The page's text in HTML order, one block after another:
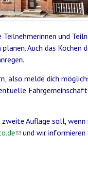
und
Auch das Kochen
melde dich
Auflage soll,
(link sends e-mail)
und wir